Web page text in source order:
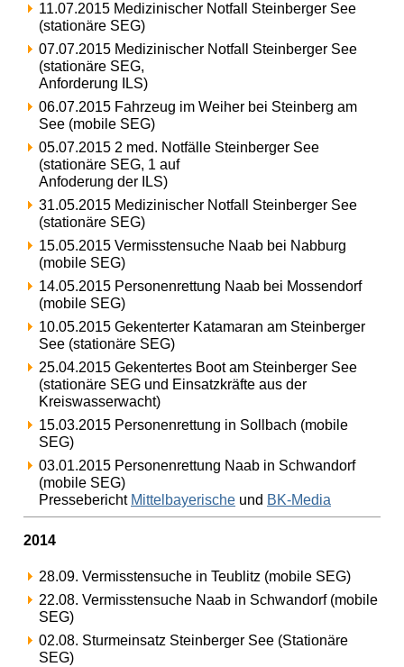
11.07.2015 Medizinischer Notfall Steinberger See
(stationäre SEG)
07.07.2015 Medizinischer Notfall Steinberger See
(stationäre SEG,
Anforderung ILS)
06.07.2015 Fahrzeug im Weiher bei Steinberg am
See (mobile SEG)
05.07.2015 2 med. Notfälle Steinberger See
(stationäre SEG, 1 auf
Anfoderung der ILS)
31.05.2015 Medizinischer Notfall Steinberger See
(stationäre SEG)
15.05.2015 Vermisstensuche Naab bei Nabburg
(mobile SEG)
14.05.2015 Personenrettung Naab bei Mossendorf
(mobile SEG)
10.05.2015 Gekenterter Katamaran am Steinberger
See (stationäre SEG)
25.04.2015 Gekentertes Boot am Steinberger See
(stationäre SEG und Einsatzkräfte aus der
Kreiswasserwacht)
15.03.2015 Personenrettung in Sollbach (mobile
SEG)
03.01.2015 Personenrettung Naab in Schwandorf
(mobile SEG)
Pressebericht Mittelbayerische und BK-Media
2014
28.09. Vermisstensuche in Teublitz (mobile SEG)
22.08. Vermisstensuche Naab in Schwandorf (mobile
SEG)
02.08. Sturmeinsatz Steinberger See (Stationäre
SEG)